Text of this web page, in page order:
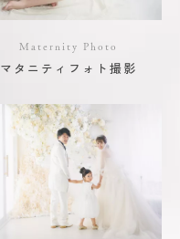
Maternity Photo
マタニティフォト撮影